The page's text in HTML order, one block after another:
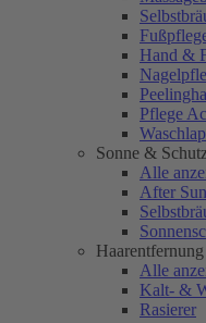
Hand &
Pflege
Sonne &
Alle
After Sun
Haarentfernung
Alle
Kalt- &
Rasierer